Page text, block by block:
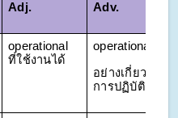
Adj. Adv.
operational
ที่ใช้งานได้
operationally
อย่างเกี่ยวกับ
การปฏิบัติ